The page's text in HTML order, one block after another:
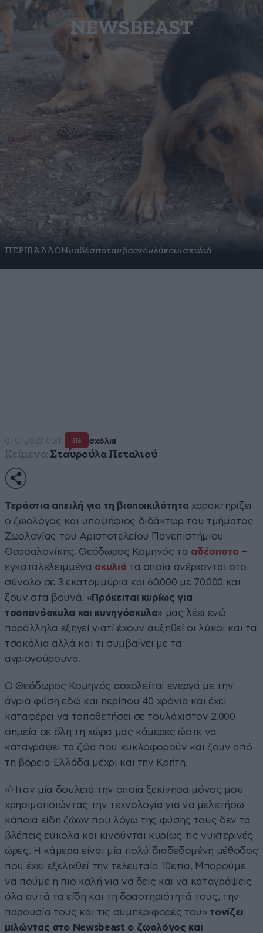
NEWSBEAST
ΠΕΡΙΒΑΛΛΟΝ#αδέσποτα#βουνό#λύκοι#σκυλιά
01·01·2023 00:11 316 σχόλια
Κείμενο: Σταυρούλα Πεταλιού
Τεράστια απειλή για τη βιοποικιλότητα χαρακτηρίζει
ο ζωολόγος και υποψήφιος διδάκτωρ του τμήματος
Ζωολογίας του Αριστοτελείου Πανεπιστήμιου
Θεσσαλονίκης, Θεόδωρος Κομηνός τα αδέσποτα –
εγκαταλελειμμένα σκυλιά τα οποία ανέρχονται στο
σύνολο σε 3 εκατομμύρια και 60.000 με 70.000 και
ζουν στα βουνά. «Πρόκειται κυρίως για
τσοπανόσκυλα και κυνηγόσκυλα» μας λέει ενώ
παράλληλα εξηγεί γιατί έχουν αυξηθεί οι λύκοι και τα
τσακάλια αλλά και τι συμβαίνει με τα
αγριογούρουνα.
Ο Θεόδωρος Κομηνός ασχολείται ενεργά με την
άγρια φύση εδώ και περίπου 40 χρόνια και έχει
καταφέρει να τοποθετήσει σε τουλάχιστον 2.000
σημεία σε όλη τη χώρα μας κάμερες ώστε να
καταγράψει τα ζώα που κυκλοφορούν και ζουν από
τη βόρεια Ελλάδα μέχρι και την Κρήτη.
«Ήταν μία δουλειά την οποία ξεκίνησα μόνος μου
χρησιμοποιώντας την τεχνολογία για να μελετήσω
κάποια είδη ζώων που λόγω της φύσης τους δεν τα
βλέπεις εύκολα και κινούνται κυρίως τις νυχτερινές
ώρες. Η κάμερα είναι μία πολύ διαδεδομένη μέθοδος
που έχει εξελιχθεί την τελευταία 10ετία. Μπορούμε
να πούμε η πιο καλή για να δεις και να καταγράψεις
όλα αυτά τα είδη και τη δραστηριότητά τους, την
παρουσία τους και τις συμπεριφορές του» τονίζει
μιλώντας στο Newsbeast o ζωολόγος και